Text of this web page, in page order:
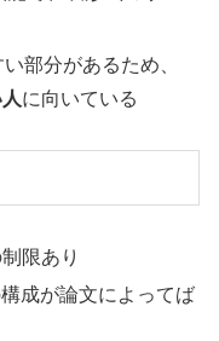
部分があるため、
に向いている
限あり
成が論文によってば